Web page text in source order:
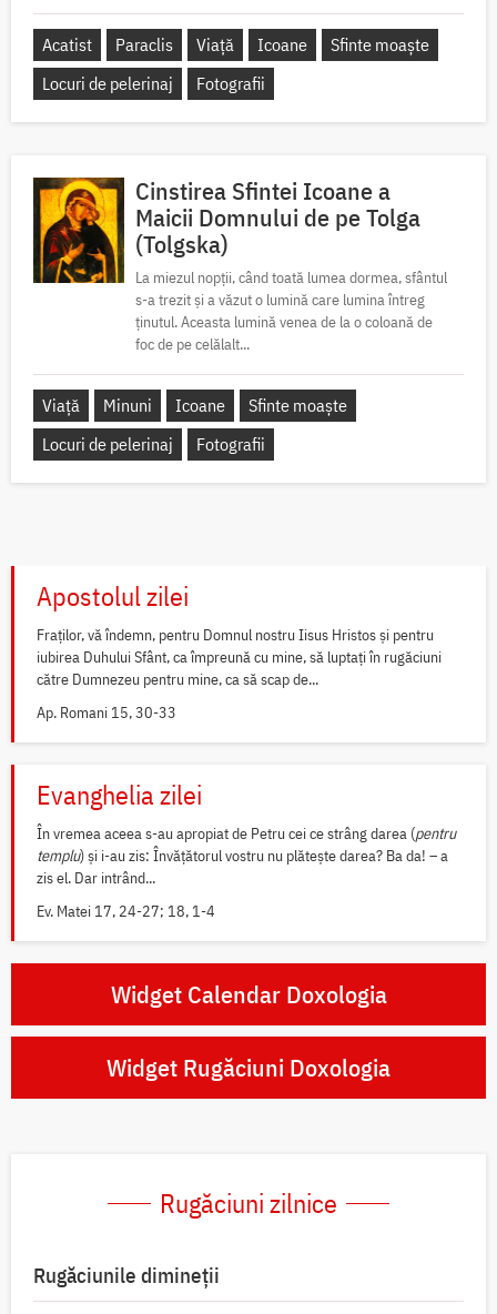
Acatist Paraclis Viață Icoane
Sfinte moaște
Locuri de pelerinaj
Fotografii
Cinstirea Sfintei Icoane a
Maicii Domnului de pe Tolga
(Tolgska)
La miezul nopții, când toată lumea dormea, sfântul
s-a trezit și a văzut o lumină care lumina întreg
ținutul. Aceasta lumină venea de la o coloană de
foc de pe celălalt...
Viață Minuni Icoane
Sfinte moaște
Locuri de pelerinaj
Fotografii
Apostolul zilei
Fraților, vă îndemn, pentru Domnul nostru Iisus Hristos și pentru
iubirea Duhului Sfânt, ca împreună cu mine, să luptați în rugăciuni
către Dumnezeu pentru mine, ca să scap de...
Ap. Romani 15, 30-33
Evanghelia zilei
În vremea aceea s-au apropiat de Petru cei ce strâng darea (pentru
templu) și i-au zis: Învățătorul vostru nu plătește darea? Ba da! – a
zis el. Dar intrând...
Ev. Matei 17, 24-27; 18, 1-4
Widget Calendar Doxologia
Widget Rugăciuni Doxologia
Rugăciuni zilnice
Rugăciunile dimineții